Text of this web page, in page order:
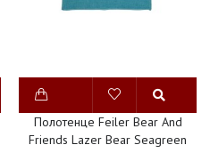
Полотенце Feiler Bear And
Friends Lazer Bear Seagreen